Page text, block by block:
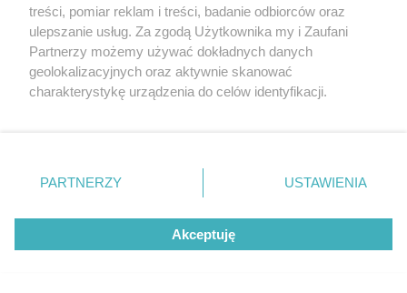
© 2026 Grupa ZPR Media
treści, pomiar reklam i treści, badanie odbiorców oraz
ulepszanie usług. Za zgodą Użytkownika my i Zaufani
Partnerzy możemy używać dokładnych danych
geolokalizacyjnych oraz aktywnie skanować
charakterystykę urządzenia do celów identyfikacji.
zmienić/wycofać klikając przycisk ustawień prywatności
znajdujący się w lewym dolnym rogu strony
rodzaje przetwarzania danych nie wymagają zgody
użytkownika, ale masz prawo sprzeciwić się takiemu
przetwarzaniu. Preferencje będą miały zastosowanie tylko
PARTNERZY USTAWIENIA
Akceptuję